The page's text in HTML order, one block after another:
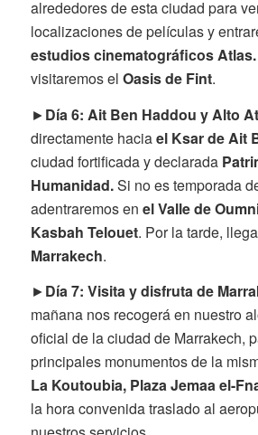
alrededores de esta ciudad para
localizaciones de películas y
estudios cinematográficos Atlas.
visitaremos el Oasis de Fint.
►Día 6: Ait Ben Haddou y Alto
directamente haciael Ksar de Ait
ciudad fortificada y declarada
Humanidad.Si no es temporada
adentraremos en el Valle de
Kasbah Telouet. Por la tarde,
Marrakech.
►Día 7: Visita y disfruta de
mañana nos recogerá en nuestro
oficial de la ciudad de Marrakech,
principales monumentos de la
La Koutoubia, Plaza Jemaa el-
la hora convenida traslado al